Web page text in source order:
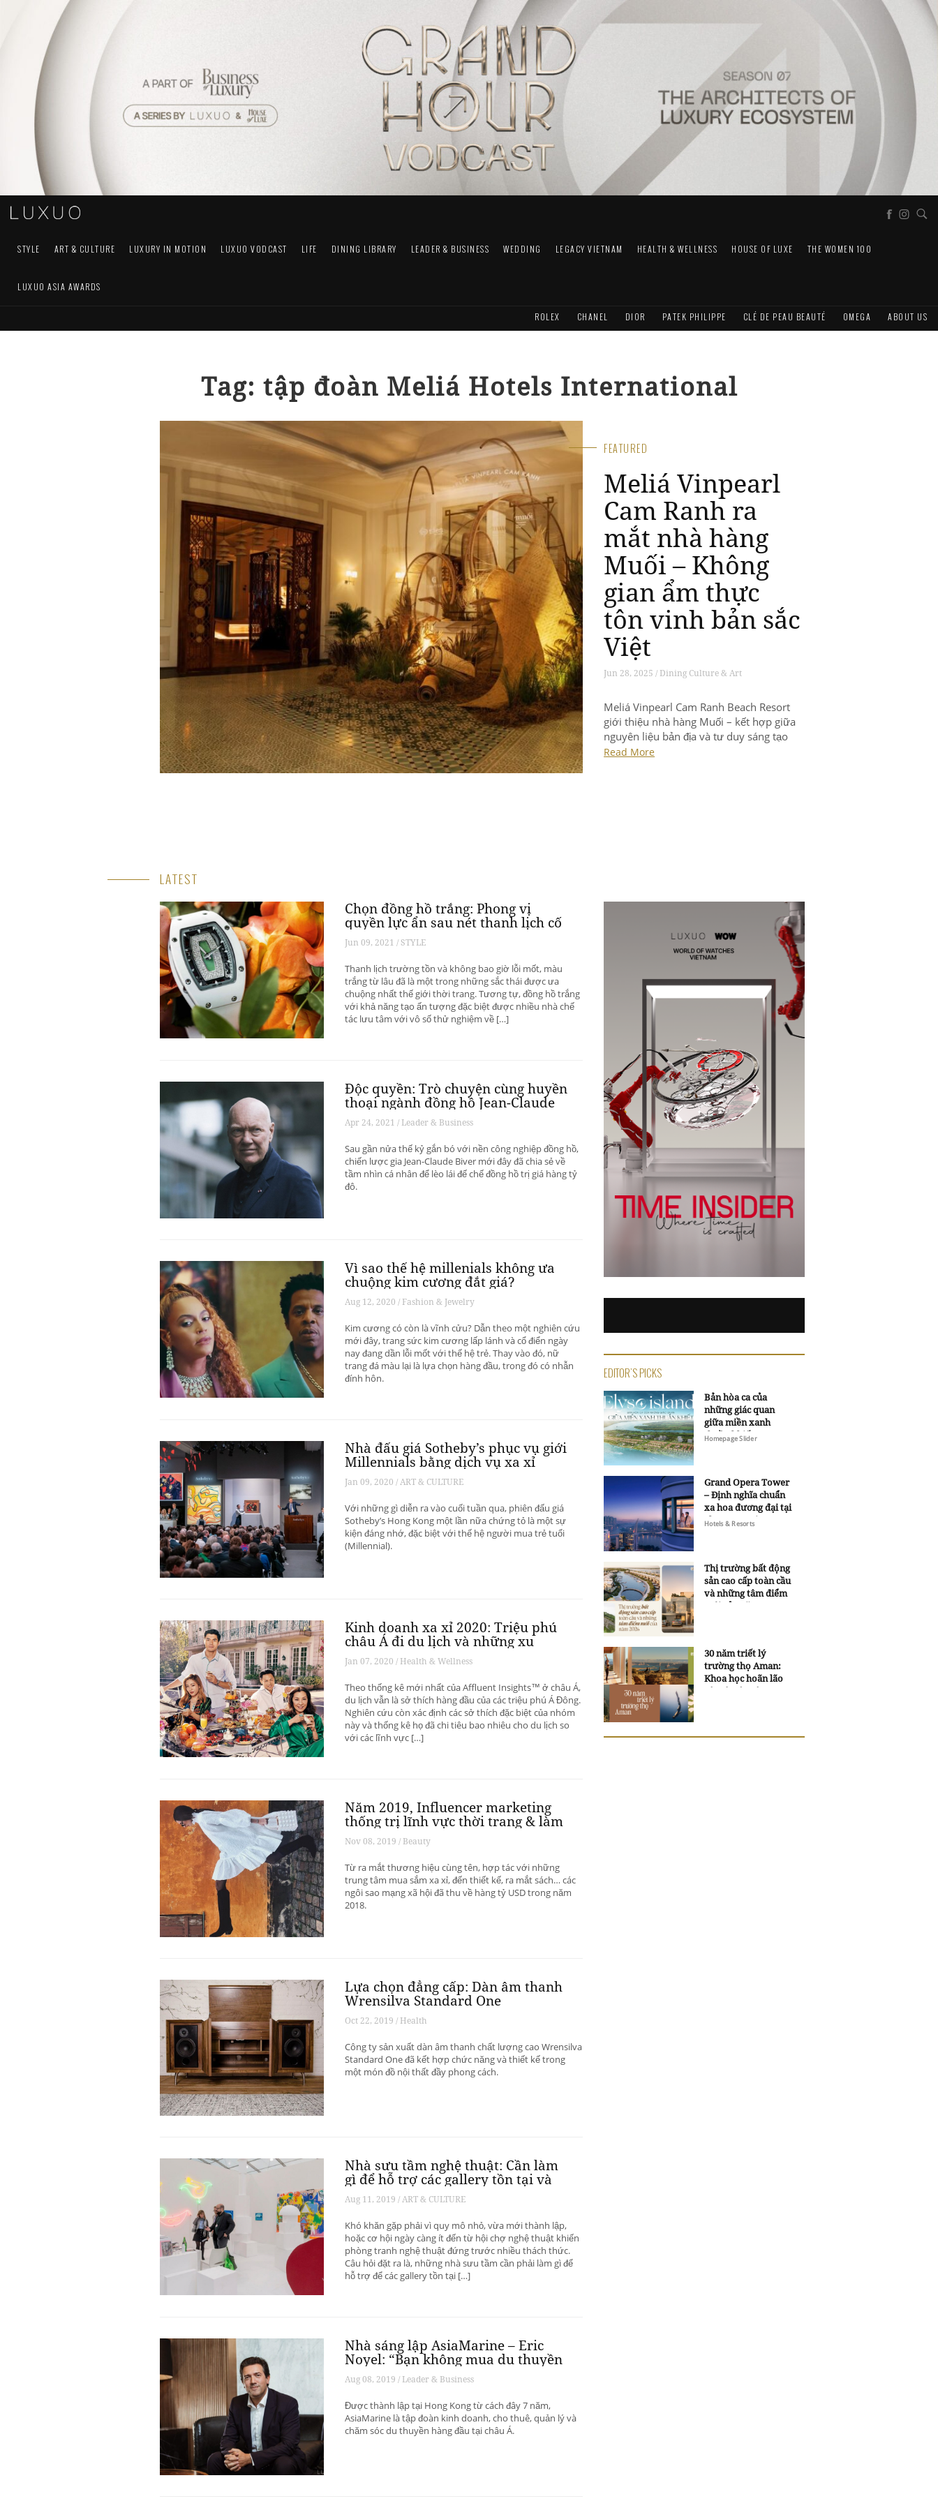
STYLE ART & CULTURE LUXURY IN MOTION LUXUO VODCAST LIFE DINING LIBRARY LEADER & BUSINESS WEDDING LEGACY VIETNAM HEALTH & WELLNESS HOUSE OF LUXE THE WOMEN 100
LUXUO ASIA AWARDS
ROLEX CHANEL DIOR PATEK PHILIPPE CLÉ DE PEAU BEAUTÉ OMEGA ABOUT US
Tag: tập đoàn Meliá Hotels International
FEATURED
Meliá Vinpearl
Cam Ranh ra
mắt nhà hàng
Muối – Không
gian ẩm thực
tôn vinh bản sắc
Việt
Jun 28, 2025 / Dining Culture & Art
Meliá Vinpearl Cam Ranh Beach Resort
giới thiệu nhà hàng Muối – kết hợp giữa
nguyên liệu bản địa và tư duy sáng tạo
đương đại.
Read More
LATEST
Chọn đồng hồ trắng: Phong vị
quyền lực ẩn sau nét thanh lịch cố
hữu
Jun 09, 2021 / STYLE
Thanh lịch trường tồn và không bao giờ lỗi mốt, màu
trắng từ lâu đã là một trong những sắc thái được ưa
chuộng nhất thế giới thời trang. Tương tự, đồng hồ trắng
với khả năng tạo ấn tượng đặc biệt được nhiều nhà chế
tác lưu tâm với vô số thử nghiệm về […]
Độc quyền: Trò chuyện cùng huyền
thoại ngành đồng hồ Jean-Claude
Biver
Apr 24, 2021 / Leader & Business
Sau gần nửa thế kỷ gắn bó với nền công nghiệp đồng hồ,
chiến lược gia Jean-Claude Biver mới đây đã chia sẻ về
tầm nhìn cá nhân để lèo lái đế chế đồng hồ trị giá hàng tỷ
đô.
Vì sao thế hệ millenials không ưa
chuộng kim cương đắt giá?
Aug 12, 2020 / Fashion & Jewelry
Kim cương có còn là vĩnh cửu? Dẫn theo một nghiên cứu
mới đây, trang sức kim cương lấp lánh và cổ điển ngày
nay đang dần lỗi mốt với thế hệ trẻ. Thay vào đó, nữ
trang đá màu lại là lựa chọn hàng đầu, trong đó có nhẫn
đính hôn.
Nhà đấu giá Sotheby’s phục vụ giới
Millennials bằng dịch vụ xa xỉ
Jan 09, 2020 / ART & CULTURE
Với những gì diễn ra vào cuối tuần qua, phiên đấu giá
Sotheby’s Hong Kong một lần nữa chứng tỏ là một sự
kiện đáng nhớ, đặc biệt với thế hệ người mua trẻ tuổi
(Millennial).
Kinh doanh xa xỉ 2020: Triệu phú
châu Á đi du lịch và những xu
hướng có thể thay đổi ngành du
lịch thượng lưu
Jan 07, 2020 / Health & Wellness
Theo thống kê mới nhất của Affluent Insights™ ở châu Á,
du lịch vẫn là sở thích hàng đầu của các triệu phú Á Đông.
Nghiên cứu còn xác định các sở thích đặc biệt của nhóm
này và thống kê họ đã chi tiêu bao nhiêu cho du lịch so
với các lĩnh vực […]
Năm 2019, Influencer marketing
thống trị lĩnh vực thời trang & làm
đẹp
Nov 08, 2019 / Beauty
Từ ra mắt thương hiệu cùng tên, hợp tác với những
trung tâm mua sắm xa xỉ, đến thiết kế, ra mắt sách… các
ngôi sao mạng xã hội đã thu về hàng tỷ USD trong năm
2018.
Lựa chọn đẳng cấp: Dàn âm thanh
Wrensilva Standard One
Oct 22, 2019 / Health
Công ty sản xuất dàn âm thanh chất lượng cao Wrensilva
Standard One đã kết hợp chức năng và thiết kế trong
một món đồ nội thất đầy phong cách.
Nhà sưu tầm nghệ thuật: Cần làm
gì để hỗ trợ các gallery tồn tại và
phát triển? – Phần 1
Aug 11, 2019 / ART & CULTURE
Khó khăn gặp phải vì quy mô nhỏ, vừa mới thành lập,
hoặc cơ hội ngày càng ít đến từ hội chợ nghệ thuật khiến
phòng tranh nghệ thuật đứng trước nhiều thách thức.
Câu hỏi đặt ra là, những nhà sưu tầm cần phải làm gì để
hỗ trợ để các gallery tồn tại […]
Nhà sáng lập AsiaMarine – Eric
Noyel: “Bạn không mua du thuyền
để đầu tư sinh lời”
Aug 08, 2019 / Leader & Business
Được thành lập tại Hong Kong từ cách đây 7 năm,
AsiaMarine là tập đoàn kinh doanh, cho thuê, quản lý và
chăm sóc du thuyền hàng đầu tại châu Á.
EDITOR'S PICKS
Bản hòa ca của
những giác quan
giữa miền xanh
thuần khiết
Homepage Slider
Grand Opera Tower
– Định nghĩa chuẩn
xa hoa đương đại tại
Sheraton Saigon
Hotels & Resorts
Thị trường bất động
sản cao cấp toàn cầu
và những tâm điểm
mới của năm 2026
30 năm triết lý
trường thọ Aman:
Khoa học hoãn lão
và trí tuệ ngàn xưa